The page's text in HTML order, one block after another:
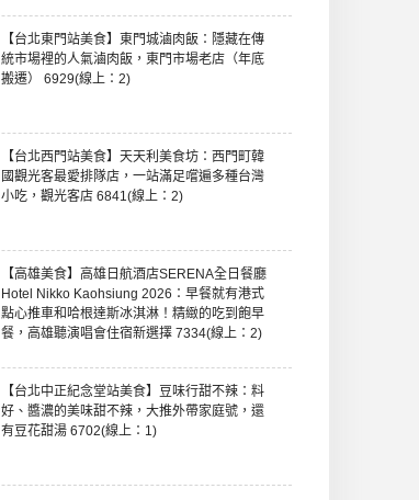
【台北東門站美食】東門城滷肉飯：隱藏在傳
統市場裡的人氣滷肉飯，東門市場老店（年底
搬遷） 6929(線上：2)
【台北西門站美食】天天利美食坊：西門町韓
國觀光客最愛排隊店，一站滿足嚐遍多種台灣
小吃，觀光客店 6841(線上：2)
【高雄美食】高雄日航酒店SERENA全日餐廳
Hotel Nikko Kaohsiung 2026：早餐就有港式
點心推車和哈根達斯冰淇淋！精緻的吃到飽早
餐，高雄聽演唱會住宿新選擇 7334(線上：2)
【台北中正紀念堂站美食】豆味行甜不辣：料
好、醬濃的美味甜不辣，大推外帶家庭號，還
有豆花甜湯 6702(線上：1)